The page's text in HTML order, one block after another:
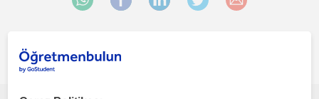
İlgini çekebilecek diğer online Biyoloji öğretmenleri